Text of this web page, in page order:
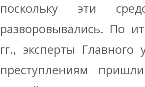
поскольку эти
разворовывались. По
гг., эксперты
преступлениям